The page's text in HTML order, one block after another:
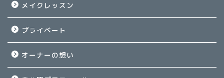
メイクレッスン
プライベート
オーナーの想い